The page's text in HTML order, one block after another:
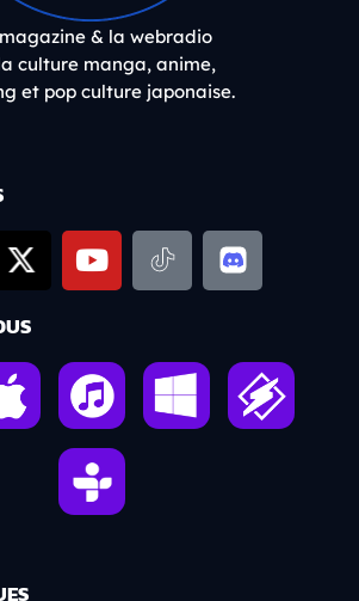
& la webradio
culture manga, anime,
et pop culture japonaise.